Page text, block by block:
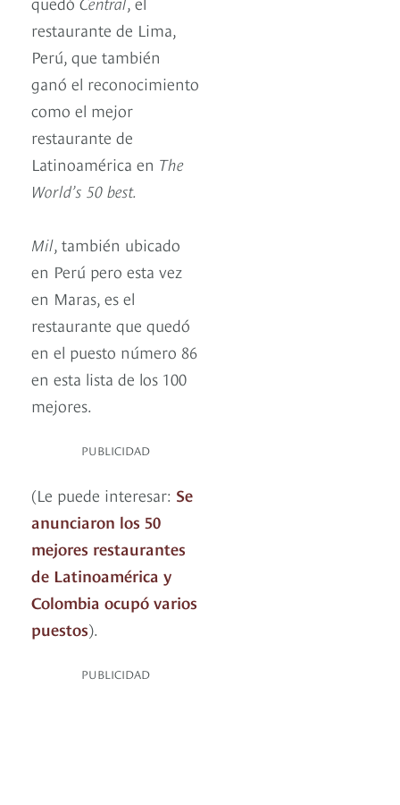
restaurante de Lima,
Perú, que también
ganó el reconocimiento
como el mejor
restaurante de
Latinoamérica en The
World’s 50 best.
Mil, también ubicado
en Perú pero esta vez
en Maras, es el
restaurante que quedó
en el puesto número 86
en esta lista de los 100
mejores.
PUBLICIDAD
(Le puede interesar: Se
anunciaron los 50
mejores restaurantes
de Latinoamérica y
Colombia ocupó varios
puestos).
PUBLICIDAD